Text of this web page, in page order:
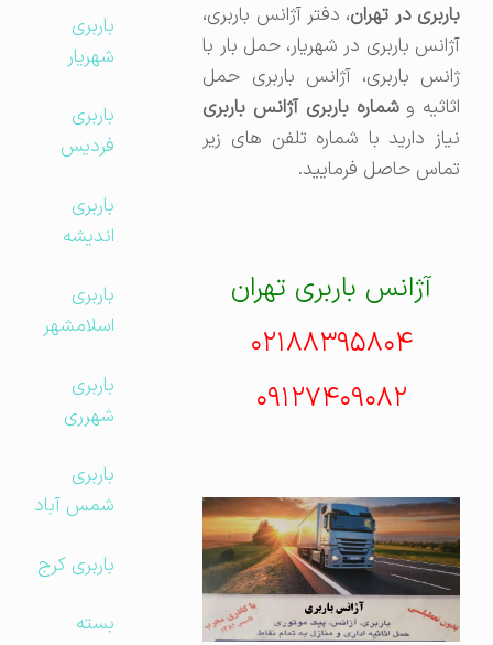
باربری در تهران، دفتر آژانس باربری،
آژانس باربری در شهریار، حمل بار با
ژانس باربری، آژانس باربری حمل
اثاثیه وشماره باربری آژانس باربری
نیاز دارید با شماره تلفن های زیر
تماس حاصل فرمایید.
آژانس باربری تهران
۰۲۱۸۸۳۹۵۸۰۴
۰۹۱۲۷۴۰۹۰۸۲
باربری
شهریار
باربری
فردیس
باربری
اندیشه
باربری
اسلامشهر
باربری
شهرری
باربری
شمس آباد
باربری کرج
بسته